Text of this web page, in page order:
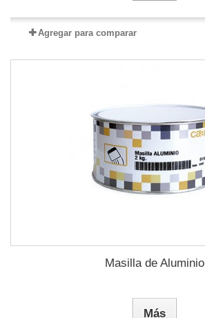
Agregar para comparar
Masilla de Aluminio
Más